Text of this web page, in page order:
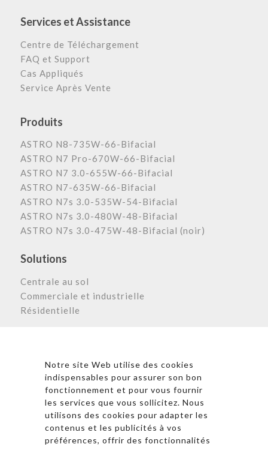
Notre site Web utilise des cookies
indispensables pour assurer son bon
fonctionnement et pour vous fournir
les services que vous sollicitez. Nous
utilisons des cookies pour adapter les
contenus et les publicités à vos
préférences, offrir des fonctionnalités
Services et Assistance
Centre de Téléchargement
FAQ et Support
Cas Appliqués
Service Après Vente
Produits
ASTRO N8-735W-66-Bifacial
ASTRO N7 Pro-670W-66-Bifacial
ASTRO N7 3.0-655W-66-Bifacial
ASTRO N7-635W-66-Bifacial
ASTRO N7s 3.0-535W-54-Bifacial
ASTRO N7s 3.0-480W-48-Bifacial
ASTRO N7s 3.0-475W-48-Bifacial (noir)
Solutions
Centrale au sol
Commerciale et industrielle
Résidentielle
* En cliquant sur « S’inscrire », j’accepte la politique de
confidentialité et les conditions d’utilisation
d’Astronergy.